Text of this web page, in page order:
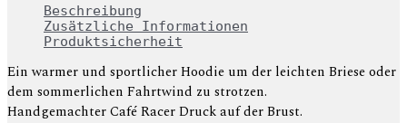
Beschreibung
Zusätzliche Informationen
Produktsicherheit
Ein warmer und sportlicher Hoodie um der leichten Briese oder
dem sommerlichen Fahrtwind zu strotzen.
Handgemachter Café Racer Druck auf der Brust.